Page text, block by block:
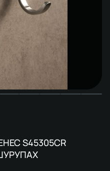
S45305CR